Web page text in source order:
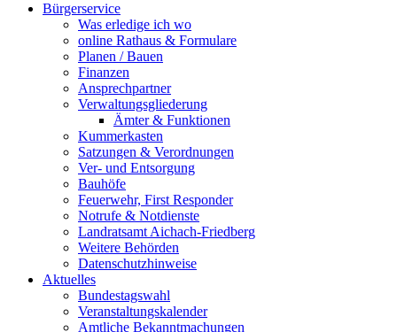
Bürgerservice
Was erledige ich wo
online Rathaus & Formulare
Planen / Bauen
Finanzen
Ansprechpartner
Verwaltungsgliederung
Ämter & Funktionen
Kummerkasten
Satzungen & Verordnungen
Ver- und Entsorgung
Bauhöfe
Feuerwehr, First Responder
Notrufe & Notdienste
Landratsamt Aichach-Friedberg
Weitere Behörden
Datenschutzhinweise
Aktuelles
Bundestagswahl
Veranstaltungskalender
Amtliche Bekanntmachungen